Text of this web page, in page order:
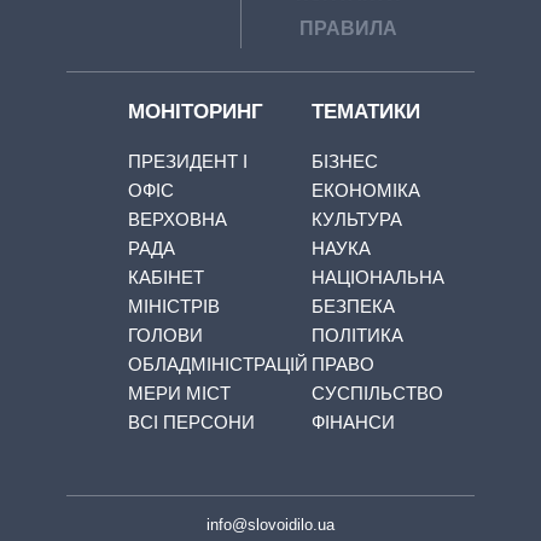
ПРАВИЛА
МОНІТОРИНГ
ПРЕЗИДЕНТ І
ОФІС
ВЕРХОВНА
РАДА
КАБІНЕТ
МІНІСТРІВ
ГОЛОВИ
ОБЛАДМІНІСТРАЦІЙ
МЕРИ МІСТ
ВСІ ПЕРСОНИ
ТЕМАТИКИ
БІЗНЕС
ЕКОНОМІКА
КУЛЬТУРА
НАУКА
НАЦІОНАЛЬНА
БЕЗПЕКА
ПОЛІТИКА
ПРАВО
СУСПІЛЬСТВО
ФІНАНСИ
info@slovoidilo.ua